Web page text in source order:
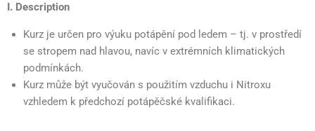
I. Description
Kurz je určen pro výuku potápění pod ledem – tj. v prostředí
se stropem nad hlavou, navíc v extrémních klimatických
podmínkách.
Kurz může být vyučován s použitím vzduchu i Nitroxu
vzhledem k předchozí potápěčské kvalifikaci.